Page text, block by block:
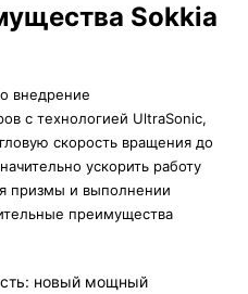
Sokkia
внедрение
с технологией UltraSonic,
скорость вращения до
ускорить работу
призмы и выполнении
преимущества
новый мощный